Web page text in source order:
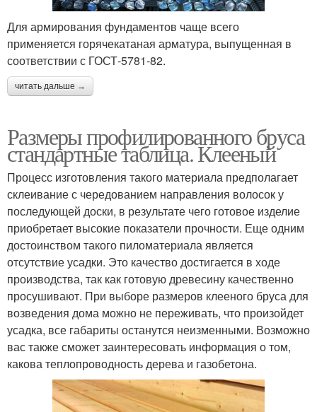
Для армирования фундаментов чаще всего
применяется горячекатаная арматура, выпущенная в
соответствии с ГОСТ-5781-82.
читать дальше →
Размеры профилированного бруса
стандартные таблица. Клееный
Процесс изготовления такого материала предполагает
склеивание с чередованием направления волосок у
последующей доски, в результате чего готовое изделие
приобретает высокие показатели прочности. Еще одним
достоинством такого пиломатериала является
отсутствие усадки. Это качество достигается в ходе
производства, так как готовую древесину качественно
просушивают. При выборе размеров клееного бруса для
возведения дома можно не переживать, что произойдет
усадка, все габариты останутся неизменными. Возможно
вас также сможет заинтересовать информация о том,
какова теплопроводность дерева и газобетона.